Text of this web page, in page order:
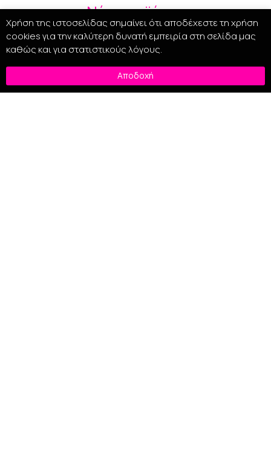
Νέα προϊόντα
Χρήση της ιστοσελίδας σημαίνει ότι αποδέχεστε τη χρήση
cookies για την καλύτερη δυνατή εμπειρία στη σελίδα μας
καθώς και για στατιστικούς λόγους.
Αποδοχή